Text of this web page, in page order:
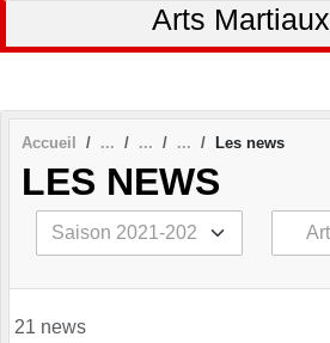
Arts Martiaux
Accueil Les news
LES NEWS
21 news